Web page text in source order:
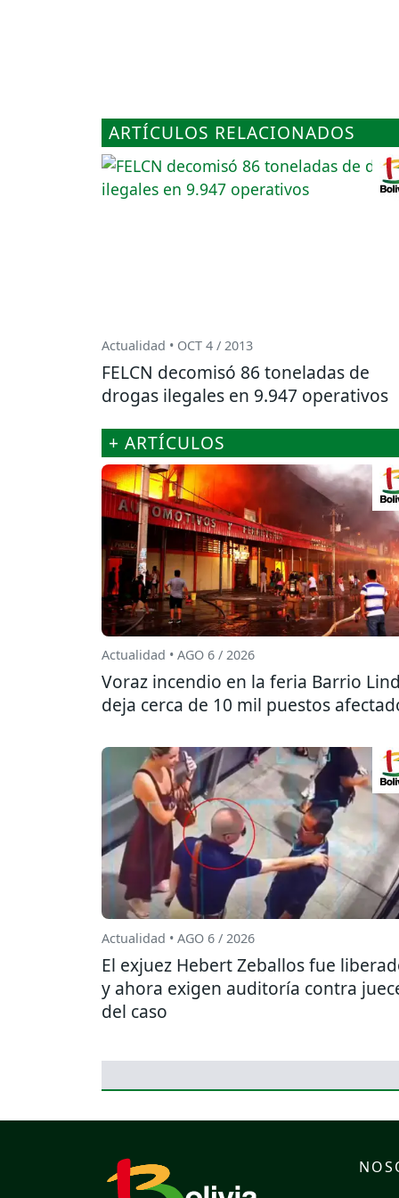
ARTÍCULOS RELACIONADOS
Actualidad • OCT 4 / 2013
FELCN decomisó 86 toneladas de
drogas ilegales en 9.947 operativos
+ ARTÍCULOS
Actualidad • AGO 6 / 2026
Voraz incendio en la feria Barrio
deja cerca de 10 mil puestos
Actualidad • AGO 6 / 2026
El exjuez Hebert Zeballos fue
y ahora exigen auditoría contra
del caso